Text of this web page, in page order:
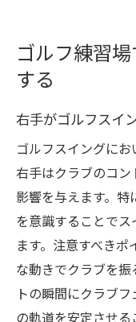
右手の役割を
させる
右手でシ
右手を使
ショット
右手の動
右手の役
右手を活
ゴルフ練習場
る
ゴルフ練習
する
右手がゴルフスイ
ゴルフスイングにお
右手はクラブのコ
影響を与えます。
を意識することで
ます。注意すべき
な動きでクラブを
トの瞬間にクラブ